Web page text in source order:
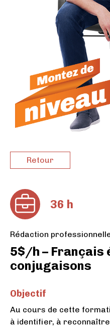
Retour
36 h
Rédaction
5$/h – Français
conjugaisons
Objectif
Au cours de cette
à identifier, à